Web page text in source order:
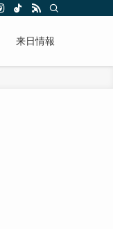
来日情報